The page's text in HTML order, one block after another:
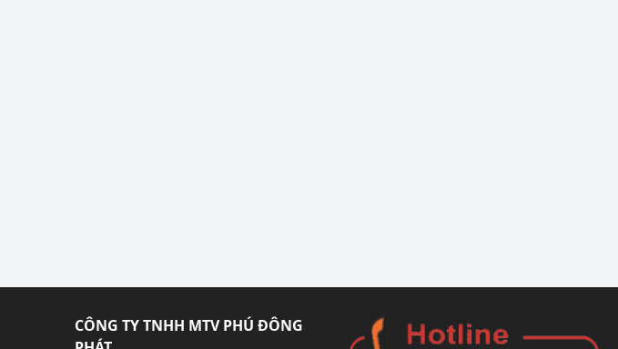
CÔNG TY TNHH MTV PHÚ ĐÔNG